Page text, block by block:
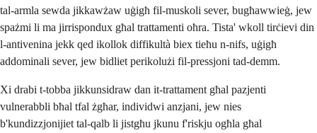
tal-armla sewda jikkawżaw uġigħ fil-muskoli sever, bugħawwieġ, jew
spażmi li ma jirrispondux għal trattamenti oħra. Tista' wkoll tirċievi din
l-antivenina jekk qed ikollok diffikultà biex tieħu n-nifs, uġigħ
addominali sever, jew bidliet perikolużi fil-pressjoni tad-demm.
Xi drabi t-tobba jikkunsidraw dan it-trattament għal pazjenti
vulnerabbli bħal tfal żgħar, individwi anzjani, jew nies
b'kundizzjonijiet tal-qalb li jistgħu jkunu f'riskju ogħla għal